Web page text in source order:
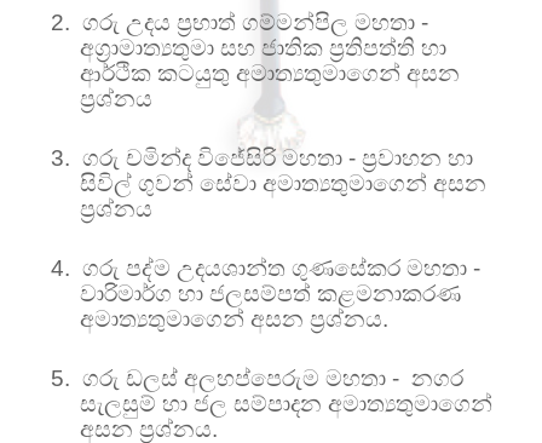
2. ගරු උදය ප්‍රභාත් ගම්මන්පිල මහතා -
අග්‍රාමාත්‍යතුමා සහ ජාතික ප්‍රතිපත්ති හා
ආර්ථික කටයුතු අමාත්‍යතුමාගෙන් අසන
ප්‍රශ්නය
3. ගරු චමින්ද විජේසිරි මහතා - ප්‍රවාහන හා
සිවිල් ගුවන් සේවා අමාත්‍යතුමාගෙන් අසන
ප්‍රශ්නය
4. ගරු පද්ම උදයශාන්ත ගුණසේකර මහතා -
වාරිමාර්ග හා ජලසම්පත් කළමනාකරණ
අමාත්‍යතුමාගෙන් අසන ප්‍රශ්නය.
5. ගරු ඩලස් අලහප්පෙරුම මහතා - නගර
සැලසුම් හා ජල සම්පාදන අමාත්‍යතුමාගෙන්
අසන ප්‍රශ්නය.